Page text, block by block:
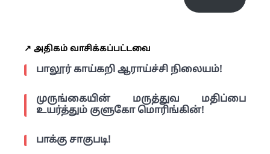
↗️ அதிகம் வாசிக்கப்பட்டவை
பாலூர் காய்கறி ஆராய்ச்சி நிலையம்!
முருங்கையின் மருத்துவ மதிப்பை
உயர்த்தும் குளுகோ மொரிங்கின்!
பாக்கு சாகுபடி!